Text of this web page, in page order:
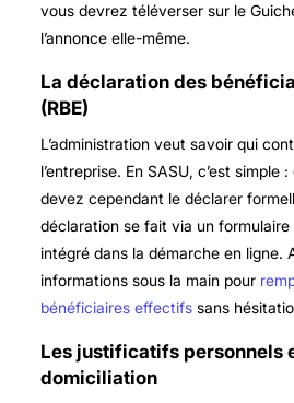
vous devrez téléverser sur le
l’annonce elle-même.
La déclaration des
(RBE)
L’administration veut savoir qui
l’entreprise. En SASU, c’est simple
devez cependant le déclarer
déclaration se fait via un
intégré dans la démarche en ligne.
informations sous la main pour
bénéficiaires effectifssans
Les justificatifs personnels
domiciliation